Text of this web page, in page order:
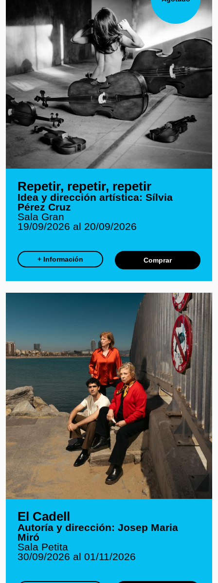
Repetir, repetir, repetir
Idea y dirección artística: Sílvia
Pérez Cruz
Sala Gran
19/09/2026 al 20/09/2026
+ Información Comprar
El Cadell
Autoría y dirección: Josep Maria
Miró
Sala Petita
30/09/2026 al 01/11/2026